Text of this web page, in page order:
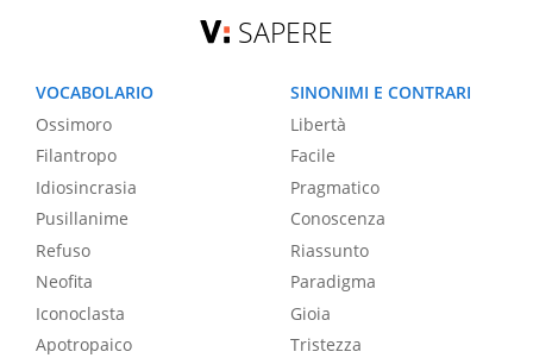
SAPERE
VOCABOLARIO
Ossimoro
Filantropo
Idiosincrasia
Pusillanime
Refuso
Neofita
Iconoclasta
Apotropaico
SINONIMI E CONTRARI
Libertà
Facile
Pragmatico
Conoscenza
Riassunto
Paradigma
Gioia
Tristezza